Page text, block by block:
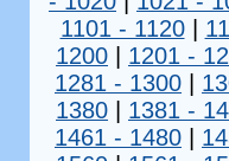
1101 - 1120|
1200
1201 -
1281 - 1300
1380
1381 -
1461 - 1480